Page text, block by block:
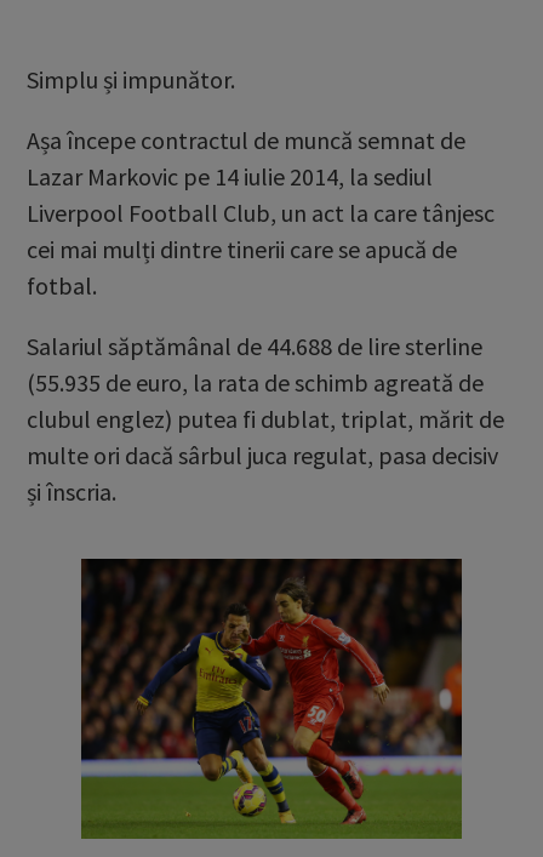
Simplu și impunător.
Așa începe contractul de muncă semnat de
Lazar Markovic pe 14 iulie 2014, la sediul
Liverpool Football Club, un act la care tânjesc
cei mai mulți dintre tinerii care se apucă de
fotbal.
Salariul săptămânal de 44.688 de lire sterline
(55.935 de euro, la rata de schimb agreată de
clubul englez) putea fi dublat, triplat, mărit de
multe ori dacă sârbul juca regulat, pasa decisiv
și înscria.